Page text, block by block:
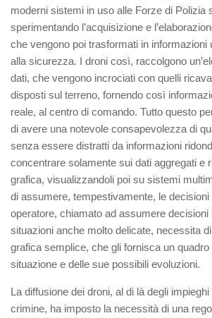
moderni sistemi in uso alle Forze di Polizia
sperimentando l’acquisizione e
che vengono poi trasformati in informazioni
alla sicurezza. I droni così, raccolgono
dati, che vengono incrociati con quelli
disposti sul terreno, fornendo così
reale, al centro di comando. Tutto questo
di avere una notevole consapevolezza di
senza essere distratti da informazioni
concentrare solamente sui dati aggregati e
grafica, visualizzandoli poi su sistemi
di assumere, tempestivamente, le
operatore, chiamato ad assumere decisioni
situazioni anche molto delicate, necessita di
grafica semplice, che gli fornisca un
situazione e delle sue possibili evoluzioni.
La diffusione dei droni, al di là degli
crimine, ha imposto la necessità di una